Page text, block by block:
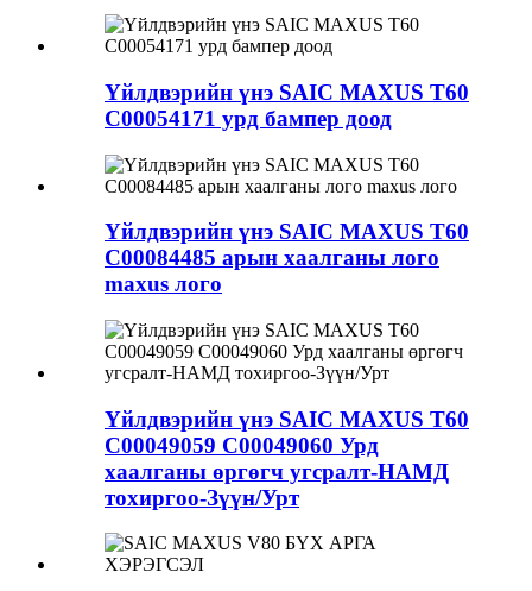
Үйлдвэрийн үнэ SAIC MAXUS T60
C00054171 урд бампер доод
Үйлдвэрийн үнэ SAIC MAXUS T60
C00084485 арын хаалганы лого
maxus лого
Үйлдвэрийн үнэ SAIC MAXUS T60
C00049059 C00049060 Урд
хаалганы өргөгч угсралт-НАМД
тохиргоо-Зүүн/Урт